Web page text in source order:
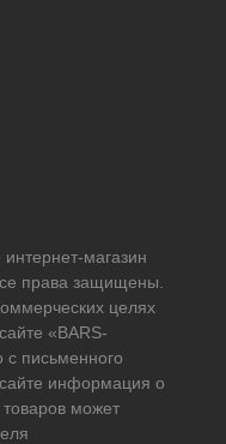
магазин
права защищены.
целях
«BARS-
с письменного
информация о
товаров может